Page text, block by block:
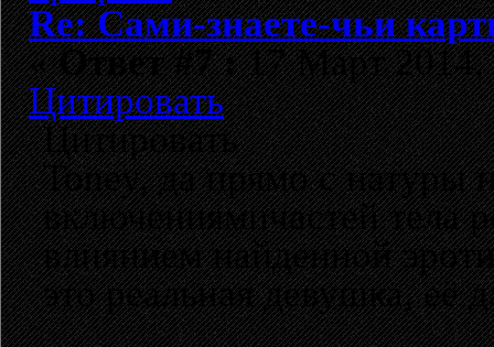
Re: Сами-знаете-чьи
«Ответ #7 :17 Март 2014,
Цитировать
Цитировать
Toney, да прямо с натуры
включениямичастей тела
влиянием найденной
это реальная девушка, её